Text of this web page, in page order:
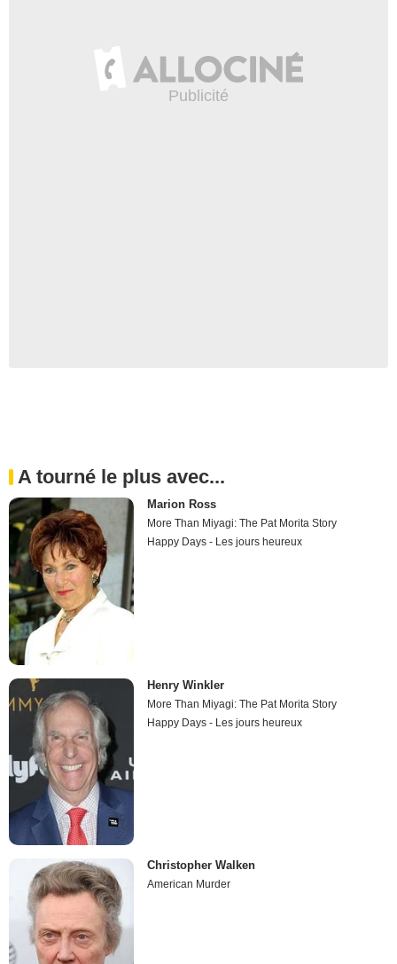
A tourné le plus avec...
Marion Ross
More Than Miyagi: The Pat Morita Story
Happy Days - Les jours heureux
Henry Winkler
More Than Miyagi: The Pat Morita Story
Happy Days - Les jours heureux
Christopher Walken
American Murder